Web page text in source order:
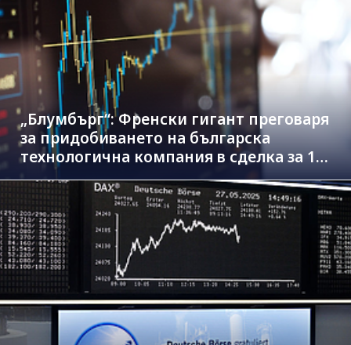
„Блумбърг“: Френски гигант преговаря
за придобиването на българска
технологична компания в сделка за 1.3
млрд. евро